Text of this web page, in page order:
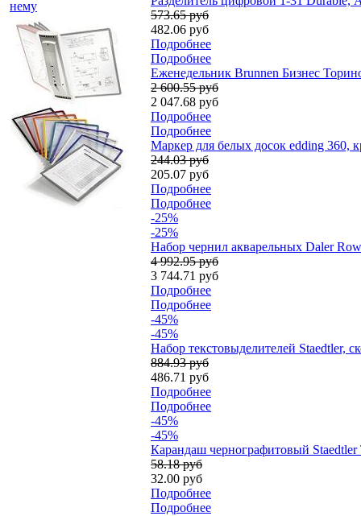
нему
573.65 руб
482.06 руб
Подробнее
Подробнее
Еженедельник Brunnen Бизнес
2 600.55 руб
2 047.68 руб
Подробнее
Подробнее
Маркер для белых досок edding 360,
244.03 руб
205.07 руб
Подробнее
Подробнее
-25%
-25%
Набор чернил акварельных Daler
4 992.95 руб
3 744.71 руб
Подробнее
Подробнее
-45%
-45%
Набор текстовыделителей Staedtler,
884.93 руб
486.71 руб
Подробнее
Подробнее
-45%
-45%
Карандаш чернографитовый Staedtler
58.18 руб
32.00 руб
Подробнее
Подробнее